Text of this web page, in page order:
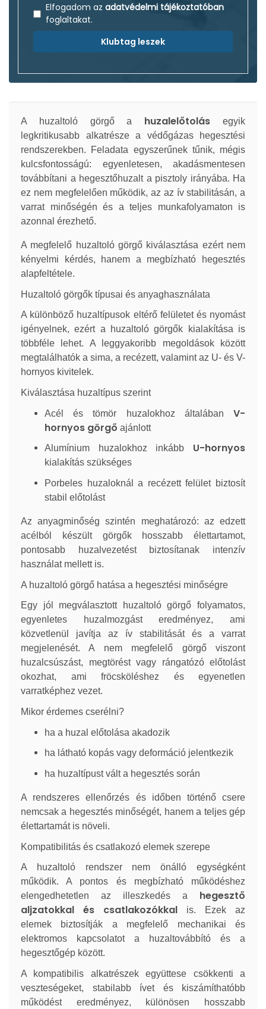
Elfogadom az adatvédelmi tájékoztatóban
foglaltakat.
Klubtag leszek
A huzaltoló görgő a huzalelőtolásegyik
legkritikusabb alkatrésze a védőgázas hegesztési
rendszerekben. Feladata egyszerűnek tűnik, mégis
kulcsfontosságú: egyenletesen, akadásmentesen
továbbítani a hegesztőhuzalt a pisztoly irányába. Ha
ez nem megfelelően működik, az az ív stabilitásán, a
varrat minőségén és a teljes munkafolyamaton is
azonnal érezhető.
A megfelelő huzaltoló görgő kiválasztása ezért nem
kényelmi kérdés, hanem a megbízható hegesztés
alapfeltétele.
Huzaltoló görgők típusai és anyaghasználata
A különböző huzaltípusok eltérő felületet és nyomást
igényelnek, ezért a huzaltoló görgők kialakítása is
többféle lehet. A leggyakoribb megoldások között
megtalálhatók a sima, a recézett, valamint az U- és V-
hornyos kivitelek.
Kiválasztása huzaltípus szerint
Acél és tömör huzalokhoz általában V-
hornyos görgő ajánlott
Alumínium huzalokhoz inkább U-hornyos
kialakítás szükséges
Porbeles huzaloknál a recézett felület biztosít
stabil előtolást
Az anyagminőség szintén meghatározó: az edzett
acélból készült görgők hosszabb élettartamot,
pontosabb huzalvezetést biztosítanak intenzív
használat mellett is.
A huzaltoló görgő hatása a hegesztési minőségre
Egy jól megválasztott huzaltoló görgő folyamatos,
egyenletes huzalmozgást eredményez, ami
közvetlenül javítja az ív stabilitását és a varrat
megjelenését. A nem megfelelő görgő viszont
huzalcsúszást, megtörést vagy rángatózó előtolást
okozhat, ami fröcsköléshez és egyenetlen
varratképhez vezet.
Mikor érdemes cserélni?
ha a huzal előtolása akadozik
ha látható kopás vagy deformáció jelentkezik
ha huzaltípust vált a hegesztés során
A rendszeres ellenőrzés és időben történő csere
nemcsak a hegesztés minőségét, hanem a teljes gép
élettartamát is növeli.
Kompatibilitás és csatlakozó elemek szerepe
A huzaltoló rendszer nem önálló egységként
működik. A pontos és megbízható működéshez
elengedhetetlen az illeszkedés a hegesztő
aljzatokkal és csatlakozókkal is. Ezek az
elemek biztosítják a megfelelő mechanikai és
elektromos kapcsolatot a huzaltovábbító és a
hegesztőgép között.
A kompatibilis alkatrészek együttese csökkenti a
veszteségeket, stabilabb ívet és kiszámíthatóbb
működést eredményez, különösen hosszabb